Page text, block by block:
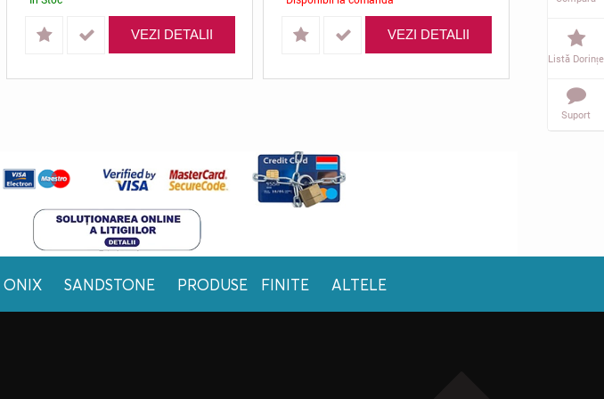
VEZI DETALII VEZI DETALII
ONIX SANDSTONE PRODUSE FINITE ALTELE
Listă Dorințe
Suport